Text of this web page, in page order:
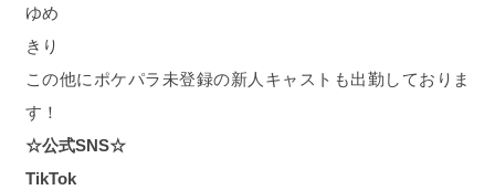
ゆめ
きり
この他にポケパラ未登録の新人キャストも出勤しておりま
す！
☆公式SNS☆
TikTok